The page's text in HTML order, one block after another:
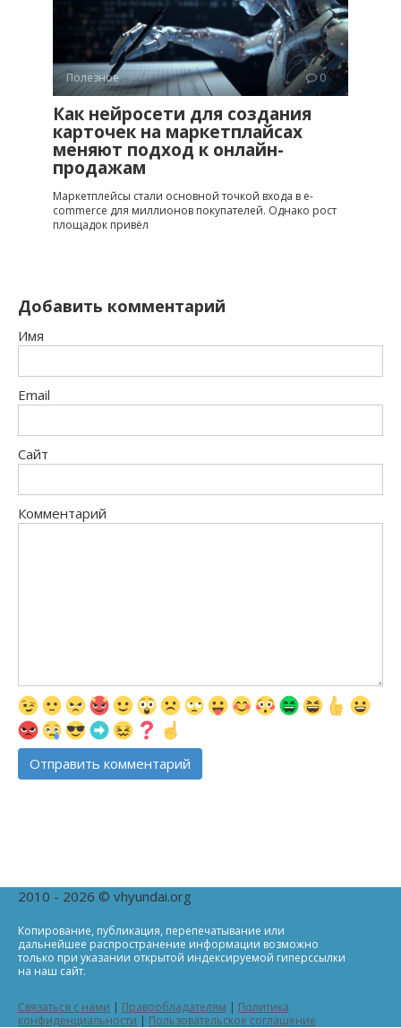
Полезное 0
Как нейросети для создания
карточек на маркетплайсах
меняют подход к онлайн-
продажам
Маркетплейсы стали основной точкой входа в e-
commerce для миллионов покупателей. Однако рост
площадок привёл
Добавить комментарий
Имя
Email
Сайт
Комментарий
2010 - 2026 © vhyundai.org
Копирование, публикация, перепечатывание или
дальнейшее распространение информации возможно
только при указании открытой индексируемой гиперссылки
на наш сайт.
Связаться с нами | Правообладателям | Политика
конфиденциальности | Пользовательское соглашение